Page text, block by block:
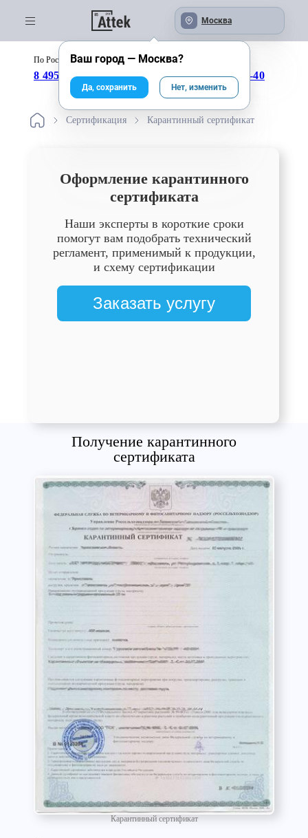
Москва
По России бесплатно:
8 495 246-04-43 8 800 333-25-40
Сертификация Карантинный сертификат
Оформление карантинного
сертификата
Наши эксперты в короткие сроки
помогут вам подобрать технический
регламент, применимый к продукции,
и схему сертификации
Заказать услугу
Получение карантинного
сертификата
Карантинный сертификат
Ваш город — Москва?
Да, сохранить Нет, изменить